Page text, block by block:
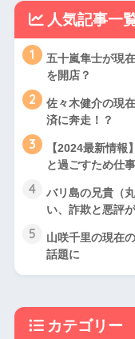
人気記事一
1
五十嵐隼士が現
を開店？
2
佐々木健介の現
済に奔走！？
3
【2024最新情
と過ごすため仕
4
バリ島の兄貴（
い、詐欺と悪評
5
山咲千里の現在
話題に
カテゴリー